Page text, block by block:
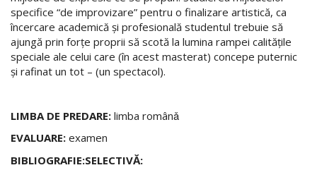
specifice “de improvizare” pentru o finalizare artistică, ca
încercare academică şi profesională studentul trebuie să
ajungă prin forţe proprii să scotă la lumina rampei calităţile
speciale ale celui care (în acest masterat) concepe puternic
şi rafinat un tot – (un spectacol).
LIMBA DE PREDARE: limba românǎ
EVALUARE: examen
BIBLIOGRAFIE:SELECTIVĂ: